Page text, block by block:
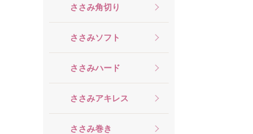
ささみ角切り
ささみソフト
ささみハード
ささみアキレス
ささみ巻き